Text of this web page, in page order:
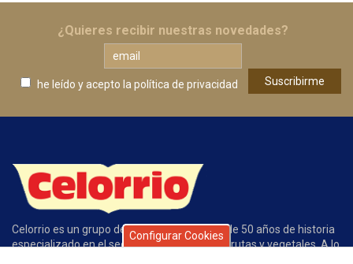
Configurar Cookies
¿Quieres recibir nuestras novedades?
he leído y acepto la política de privacidad
Celorrio es un grupo de empresas con más de 50 años de historia
especializado en el sector de conservas de frutas y vegetales. A lo